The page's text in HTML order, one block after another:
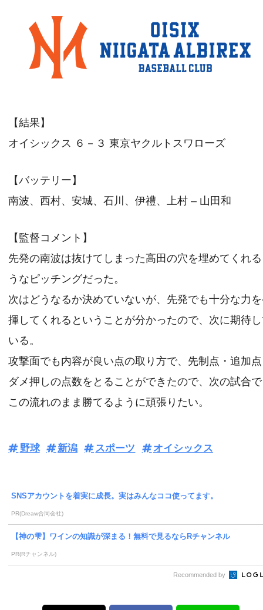
【結果】
オイシックス ６－３ 東京ヤクルトスワローズ
【バッテリー】
南波、西村、安城、石川、伊禮、上村 – 山田和
【監督コメント】
先発の南波は抜けてしまった高田の穴を埋めてくれ
うなピッチングだった。
次はどうなるか決めていないが、先発でも十分な力
揮してくれるということが分かったので、次に期待
いる。
攻撃面でも内容が良い点の取り方で、先制点・追加
ダメ押しの点数をとることができたので、次の試合
この流れのまま勝てるように頑張りたい。
野球 新潟 スポーツ オイシックス
SNSアカウントを着実に成長。実はみんなココ使ってます。
PR(Dreaw合同会社)
【神の雫】ワインの知識が深まる！無料で見るならRチャンネル
PR(Rチャンネル)
Recommended by